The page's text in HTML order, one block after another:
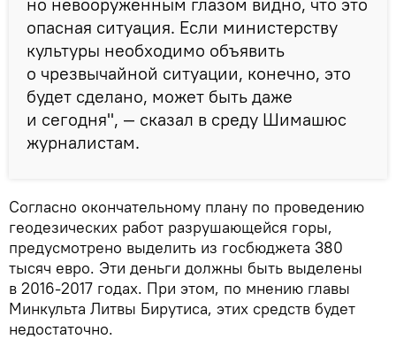
опасная ситуация. Если министерству
культуры необходимо объявить
о чрезвычайной ситуации, конечно, это
будет сделано, может быть даже
и сегодня", — сказал в среду Шимашюс
журналистам.
Согласно окончательному плану по проведению
геодезических работ разрушающейся горы,
предусмотрено выделить из госбюджета 380
тысяч евро. Эти деньги должны быть выделены
в 2016-2017 годах. При этом, по мнению главы
Минкульта Литвы Бирутиса, этих средств будет
недостаточно.